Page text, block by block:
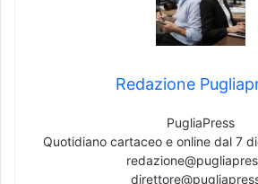
Redazione
PugliaPress
Quotidiano cartaceo e online dal 7